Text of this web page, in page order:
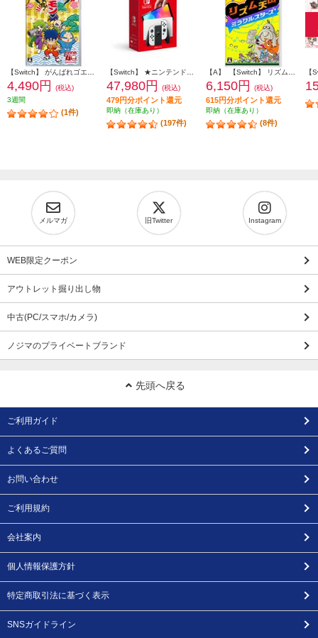
4,490円
(税込)
3週間
(1件)
47,980円 (税込)
479円分ポイント還元
即納（在庫あり）
(197件)
6,150円 (税込)
615円分ポイント還元
即納（在庫あり）
(8件)
メルマガ 旧Twitter Instagram
WEB限定クーポン
アウトレット掘り出し物
中古(PC/スマホ/カメラ)
ノジマのプライベートブランド
先頭へ戻る
ご利用ガイド
よくあるご質問
お問い合わせ
ご利用規約
会社案内
個人情報保護方針
特定商取引法に基づく表示
SNSガイドライン